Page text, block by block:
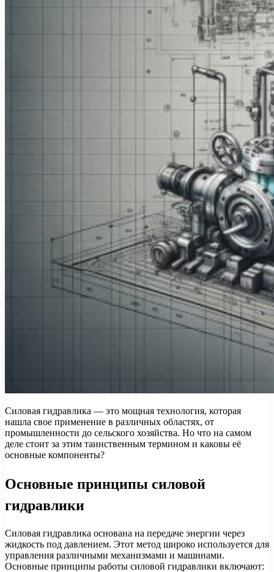
Силовая гидравлика — это мощная технология, которая
нашла свое применение в различных областях, от
промышленности до сельского хозяйства. Но что на самом
деле стоит за этим таинственным термином и каковы её
основные компоненты?
Основные принципы силовой
гидравлики
Силовая гидравлика основана на передаче энергии через
жидкость под давлением. Этот метод широко используется для
управления различными механизмами и машинами.
Основные принципы работы силовой гидравлики включают: